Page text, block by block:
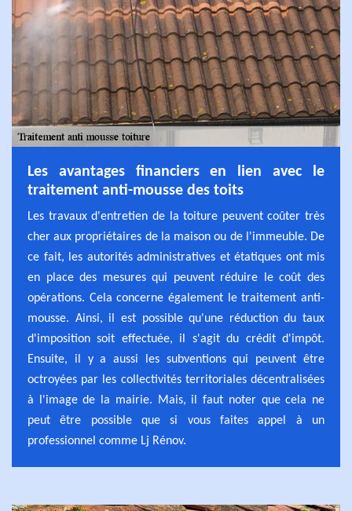
Les avantages financiers en lien avec le
traitement anti-mousse des toits
Les travaux d'entretien de la toiture peuvent coûter très
cher aux propriétaires de la maison ou de l'immeuble. De
ce fait, les autorités administratives et étatiques ont mis
en place des mesures qui peuvent réduire le coût des
opérations. Cela concerne également le traitement anti-
mousse. Ainsi, il est possible qu'une réduction du taux
d'imposition soit effectuée, il s'agit du crédit d'impôt.
Ensuite, il y a aussi les subventions qui peuvent être
octroyées par les collectivités territoriales décentralisées
à l'image de la mairie. Mais, il faut noter que cela ne
peut être possible que si vous faites appel à un
professionnel comme Lj Rénov.